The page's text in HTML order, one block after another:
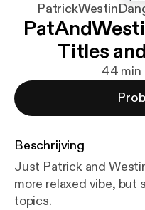
Titles
44 min
Beschrijving
Just Patrick and
more relaxed vibe, but
topics.